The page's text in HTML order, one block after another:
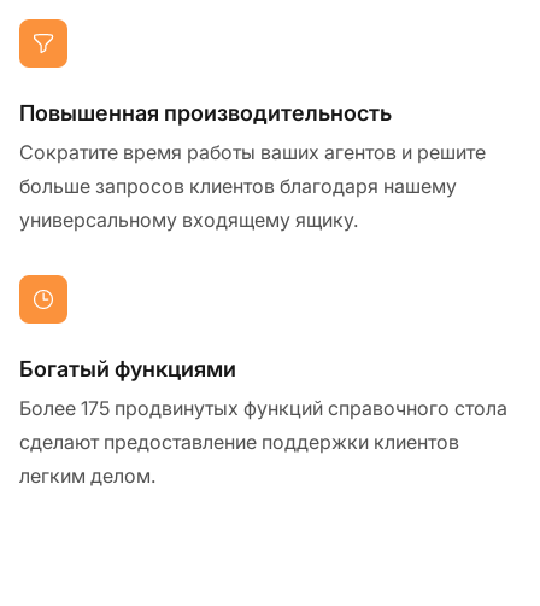
Повышенная производительность
Сократите время работы ваших агентов и решите
больше запросов клиентов благодаря нашему
универсальному входящему ящику.
Богатый функциями
Более 175 продвинутых функций справочного стола
сделают предоставление поддержки клиентов
легким делом.